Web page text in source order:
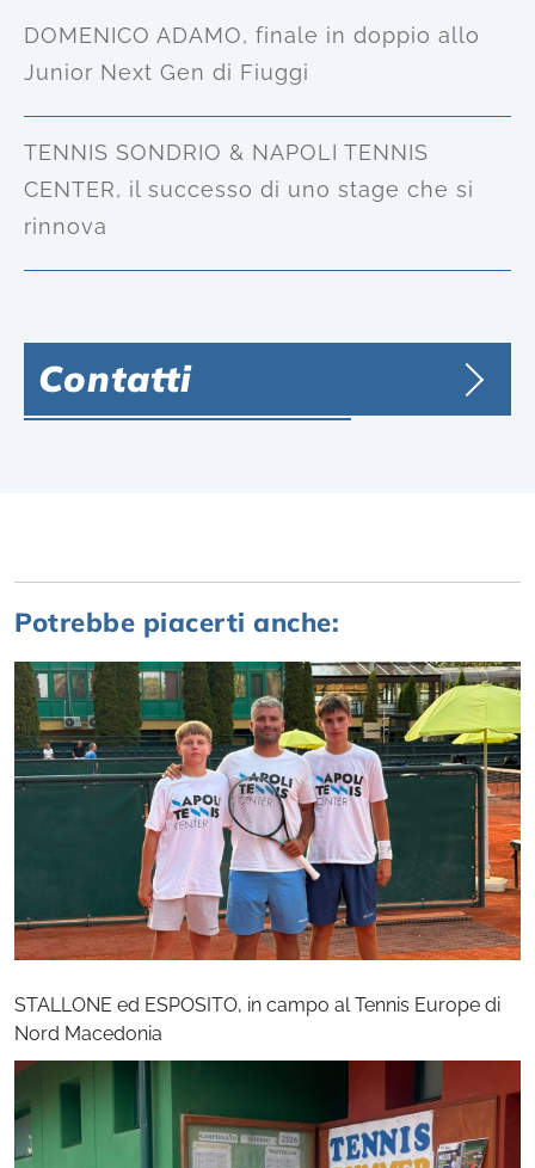
DOMENICO ADAMO, finale in doppio allo
Junior Next Gen di Fiuggi
TENNIS SONDRIO & NAPOLI TENNIS
CENTER, il successo di uno stage che si
rinnova
Contatti
Potrebbe piacerti anche:
STALLONE ed ESPOSITO, in campo al Tennis Europe di
Nord Macedonia